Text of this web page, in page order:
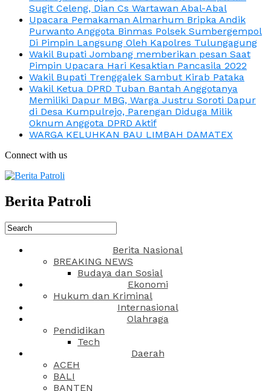
Sugit Celeng, Dian Cs Wartawan Abal-Abal
Upacara Pemakaman Almarhum Bripka Andik
Purwanto Anggota Binmas Polsek Sumbergempol
Di Pimpin Langsung Oleh Kapolres Tulungagung
Wakil Bupati Jombang memberikan pesan Saat
Pimpin Upacara Hari Kesaktian Pancasila 2022
Wakil Bupati Trenggalek Sambut Kirab Pataka
Wakil Ketua DPRD Tuban Bantah Anggotanya
Memiliki Dapur MBG, Warga Justru Soroti Dapur
di Desa Kumpulrejo, Parengan Diduga Milik
Oknum Anggota DPRD Aktif
WARGA KELUHKAN BAU LIMBAH DAMATEX
Connect with us
Berita Patroli
Berita Nasional
BREAKING NEWS
Budaya dan Sosial
Ekonomi
Hukum dan Kriminal
Internasional
Olahraga
Pendidikan
Tech
Daerah
ACEH
BALI
BANTEN